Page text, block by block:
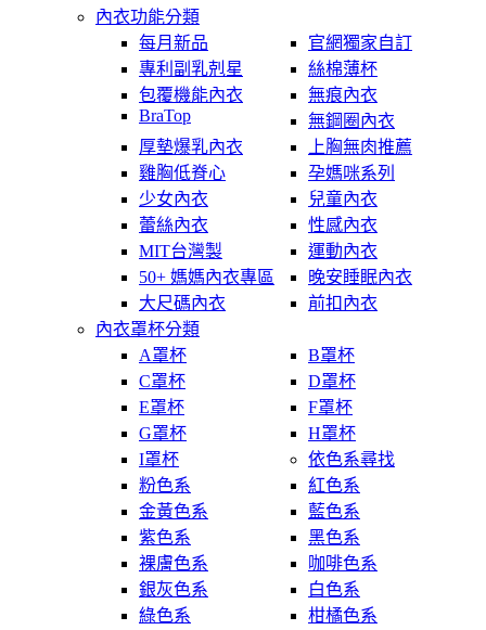
內衣功能分類
每月新品
官網獨家自訂
專利副乳剋星
絲棉薄杯
包覆機能內衣
無痕內衣
BraTop
無鋼圈內衣
厚墊爆乳內衣
上胸無肉推薦
雞胸低脊心
孕媽咪系列
少女內衣
兒童內衣
蕾絲內衣
性感內衣
MIT台灣製
運動內衣
50+ 媽媽內衣專區
晚安睡眠內衣
大尺碼內衣
前扣內衣
內衣罩杯分類
A罩杯
B罩杯
C罩杯
D罩杯
E罩杯
F罩杯
G罩杯
H罩杯
I罩杯
依色系尋找
粉色系
紅色系
金黃色系
藍色系
紫色系
黑色系
裸膚色系
咖啡色系
銀灰色系
白色系
綠色系
柑橘色系